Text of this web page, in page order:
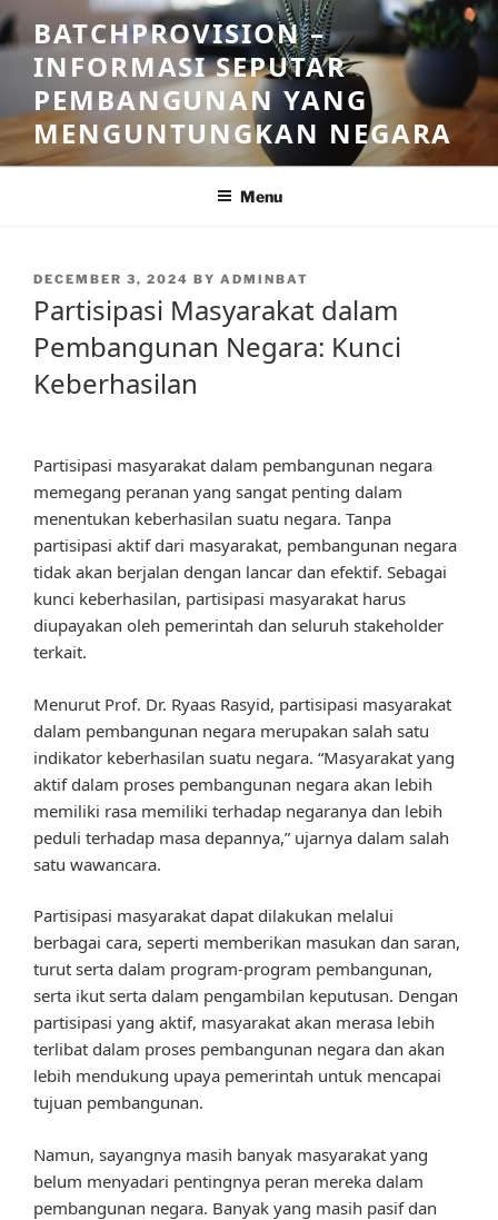
Skip
to
content
BATCHPROVISION –
INFORMASI SEPUTAR
PEMBANGUNAN YANG
MENGUNTUNGKAN NEGARA
Menu
POSTED
DECEMBER 3, 2024 BY ADMINBAT
Partisipasi Masyarakat dalam
Pembangunan Negara: Kunci
Keberhasilan
Partisipasi masyarakat dalam pembangunan negara
memegang peranan yang sangat penting dalam
menentukan keberhasilan suatu negara. Tanpa
partisipasi aktif dari masyarakat, pembangunan negara
tidak akan berjalan dengan lancar dan efektif. Sebagai
kunci keberhasilan, partisipasi masyarakat harus
diupayakan oleh pemerintah dan seluruh stakeholder
terkait.
Menurut Prof. Dr. Ryaas Rasyid, partisipasi masyarakat
dalam pembangunan negara merupakan salah satu
indikator keberhasilan suatu negara. “Masyarakat yang
aktif dalam proses pembangunan negara akan lebih
memiliki rasa memiliki terhadap negaranya dan lebih
peduli terhadap masa depannya,” ujarnya dalam salah
satu wawancara.
Partisipasi masyarakat dapat dilakukan melalui
berbagai cara, seperti memberikan masukan dan saran,
turut serta dalam program-program pembangunan,
serta ikut serta dalam pengambilan keputusan. Dengan
partisipasi yang aktif, masyarakat akan merasa lebih
terlibat dalam proses pembangunan negara dan akan
lebih mendukung upaya pemerintah untuk mencapai
tujuan pembangunan.
Namun, sayangnya masih banyak masyarakat yang
belum menyadari pentingnya peran mereka dalam
pembangunan negara. Banyak yang masih pasif dan